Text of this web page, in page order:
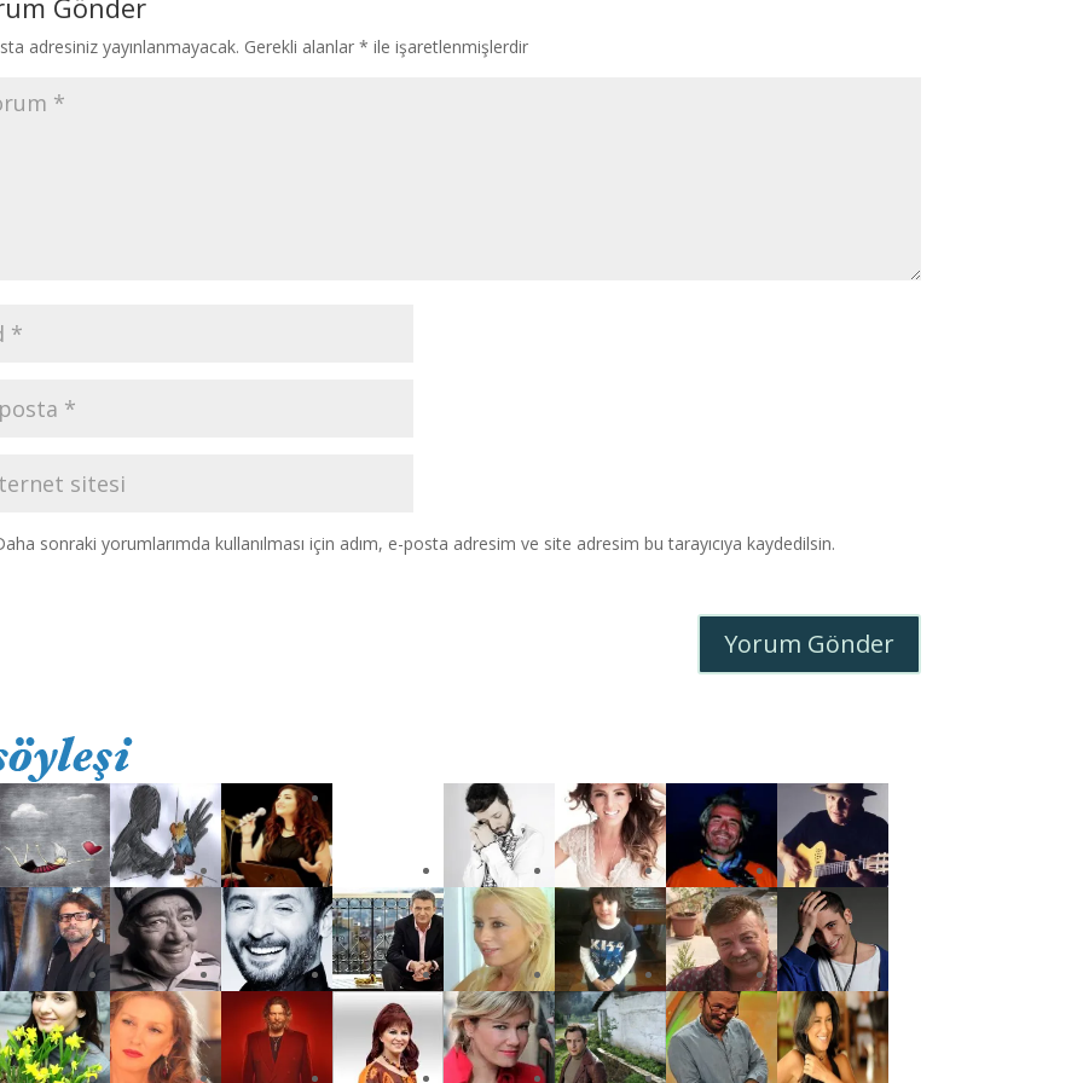
Gönder
adresiniz yayınlanmayacak. Gerekli alanlar * ile işaretlenmişlerdir
sonraki yorumlarımda kullanılması için adım, e-posta adresim ve site adresim bu tarayıcıya kaydedilsin.